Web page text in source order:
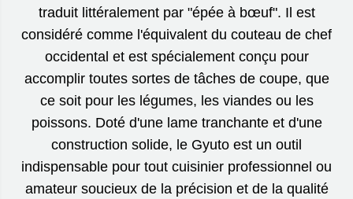
traduit littéralement par "épée à bœuf". Il est
considéré comme l'équivalent du couteau de chef
occidental et est spécialement conçu pour
accomplir toutes sortes de tâches de coupe, que
ce soit pour les légumes, les viandes ou les
poissons. Doté d'une lame tranchante et d'une
construction solide, le Gyuto est un outil
indispensable pour tout cuisinier professionnel ou
amateur soucieux de la précision et de la qualité